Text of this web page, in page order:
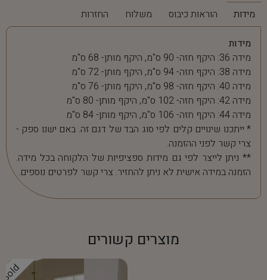
מידות הוראות כיבוס משלוח החזרות
מידות
מידה 36: היקף חזה- 90 ס"מ, היקף מותן- 68 ס"מ
מידה 38: היקף חזה- 94 ס"מ, היקף מותן- 72 ס"מ
מידה 40: היקף חזה- 98 ס"מ, היקף מותן- 76 ס"מ
מידה 42: היקף חזה- 102 ס"מ, היקף מותן- 80 ס"מ
מידה 44: היקף חזה- 106 ס"מ, היקף מותן- 84 ס"מ
* ייתכנו שינויים קלים לפי סוג הבד של דגם זה. באם ישנו ספק -
צרי קשר לפני ההזמנה.
** ניתן לייצר לפי גם מידות ספציפיות של הלקוחה בכל מידה.
הזמנה במידה אישית לא ניתן להחזיר. צרי קשר לפרטים נוספים.
מוצרים קשורים
Sold